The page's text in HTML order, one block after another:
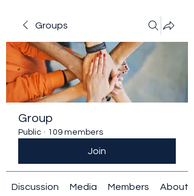
Groups
Group
Public · 109 members
Join
Discussion Media Members About